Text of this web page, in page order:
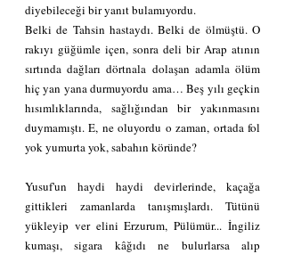
diyebileceği bir yanıt bulamıyordu.
Belki de Tahsin hastaydı. Belki de ölmüştü. O
rakıyı güğümle içen, sonra deli bir Arap atının
sırtında dağları dörtnala dolaşan adamla ölüm
hiç yan yana durmuyordu ama… Beş yılı geçkin
hısımlıklarında, sağlığından bir yakınmasını
duymamıştı. E, ne oluyordu o zaman, ortada fol
yok yumurta yok, sabahın köründe?
Yusuf'un haydi haydi devirlerinde, kaçağa
gittikleri zamanlarda tanışmışlardı. Tütünü
yükleyip ver elini Erzurum, Pülümür... İngiliz
kumaşı, sigara kâğıdı ne bulurlarsa alıp